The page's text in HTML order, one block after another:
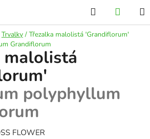
Hledat
KOŠÍK
Trvalky / Třezalka malolistá 'Grandiflorum'
Grandiflorum
malolistá
polyphyllum
FLOWER